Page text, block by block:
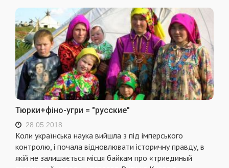
Тюрки+фіно-угри = "русские"
28.05.2018
Коли українська наука вийшла з під імперського
контролю, і почала відновлювати історичну правду, в
якій не залишається місця байкам про «триединый